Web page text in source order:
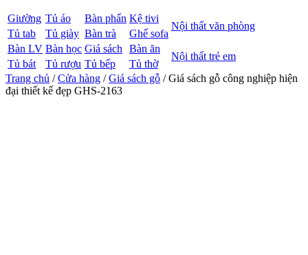
Giường Tủ áo Bàn phấn Kệ tivi
Nội thất văn phòng
Tủ tab Tủ giày Bàn trà
Ghế sofa
Bàn LV Bàn học Giá sách Bàn ăn
Nội thất trẻ em
Tủ bát Tủ rượu Tủ bếp
Tủ thờ
Trang chủ /Cửa hàng /Giá sách gỗ / Giá sách gỗ công nghiệp hiện
đại thiết kế đẹp GHS-2163